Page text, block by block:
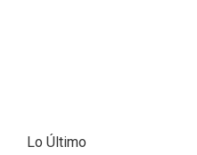
Lo Último